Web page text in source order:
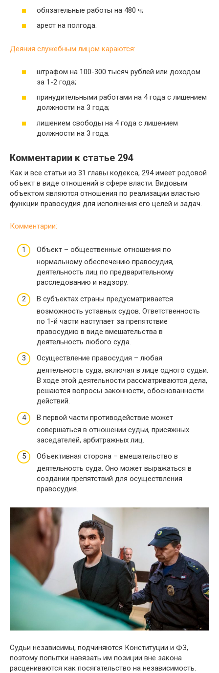
обязательные работы на 480 ч;
арест на полгода.
Деяния служебным лицом караются:
штрафом на 100-300 тысяч рублей или доходом
за 1-2 года;
принудительными работами на 4 года с лишением
должности на 3 года;
лишением свободы на 4 года с лишением
должности на 3 года.
Комментарии к статье 294
Как и все статьи из 31 главы кодекса, 294 имеет родовой
объект в виде отношений в сфере власти. Видовым
объектом являются отношения по реализации властью
функции правосудия для исполнения его целей и задач.
Комментарии:
Объект – общественные отношения по
нормальному обеспечению правосудия,
деятельность лиц по предварительному
расследованию и надзору.
В субъектах страны предусматривается
возможность уставных судов. Ответственность
по 1-й части наступает за препятствие
правосудию в виде вмешательства в
деятельность любого суда.
Осуществление правосудия – любая
деятельность суда, включая в лице одного судьи.
В ходе этой деятельности рассматриваются дела,
решаются вопросы законности, обоснованности
действий.
В первой части противодействие может
совершаться в отношении судьи, присяжных
заседателей, арбитражных лиц.
Объективная сторона – вмешательство в
деятельность суда. Оно может выражаться в
создании препятствий для осуществления
правосудия.
Судьи независимы, подчиняются Конституции и ФЗ,
поэтому попытки навязать им позиции вне закона
расцениваются как посягательство на независимость.